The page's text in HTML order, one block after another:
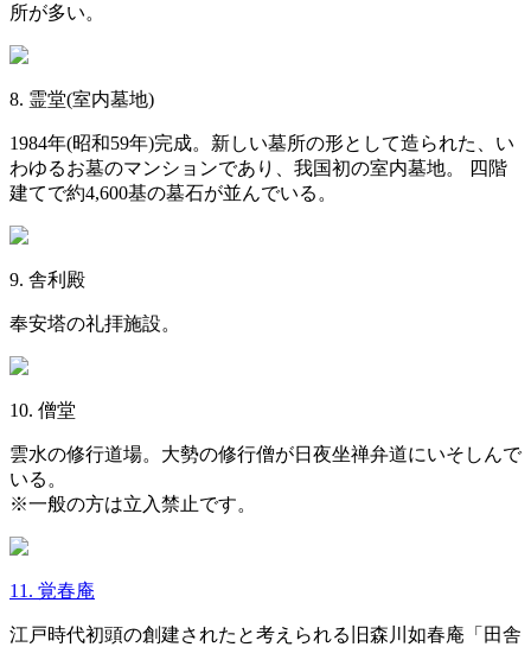
所が多い。
8. 霊堂(室内墓地)
1984年(昭和59年)完成。新しい墓所の形として造られた、い
わゆるお墓のマンションであり、我国初の室内墓地。 四階
建てで約4,600基の墓石が並んでいる。
9. 舎利殿
奉安塔の礼拝施設。
10. 僧堂
雲水の修行道場。大勢の修行僧が日夜坐禅弁道にいそしんで
いる。
※一般の方は立入禁止です。
11. 覚春庵
江戸時代初頭の創建されたと考えられる旧森川如春庵「田舎